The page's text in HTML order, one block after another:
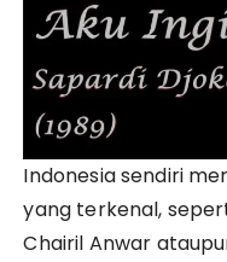
Indonesia sendiri
yang terkenal,
Chairil Anwar